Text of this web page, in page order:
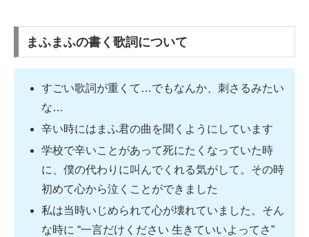
まふまふの書く歌詞について
すごい歌詞が重くて…でもなんか、刺さるみたい
な…
辛い時にはまふ君の曲を聞くようにしています
学校で辛いことがあって死にたくなっていた時
に、僕の代わりに叫んでくれる気がして。その時
初めて心から泣くことができました
私は当時いじめられて心が壊れていました。そん
な時に “一言だけください 生きていいよってさ”